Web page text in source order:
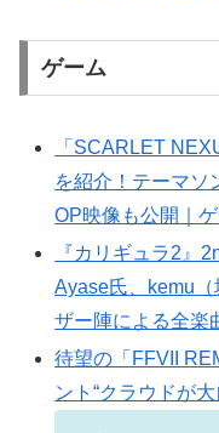
ゲーム
「SCARLET
を紹介！テーマソ
OP映像も公開｜
『カリギュラ2』
Ayase氏、kemu
ザー陣による全楽
待望の「FFVII
ント“クラウドが